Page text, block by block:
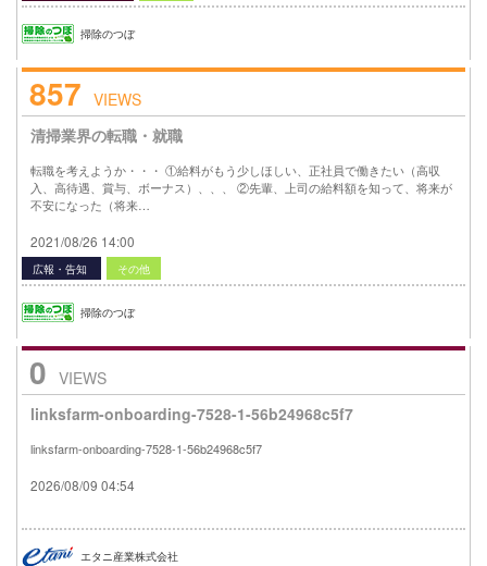
掃除のつぼ
857 VIEWS
清掃業界の転職・就職
転職を考えようか・・・ ①給料がもう少しほしい、正社員で働きたい（高収
入、高待遇、賞与、ボーナス）、、、 ②先輩、上司の給料額を知って、将来が
不安になった（将来…
2021/08/26 14:00
広報・告知 その他
掃除のつぼ
0 VIEWS
linksfarm-onboarding-7528-1-56b24968c5f7
linksfarm-onboarding-7528-1-56b24968c5f7
2026/08/09 04:54
エタニ産業株式会社